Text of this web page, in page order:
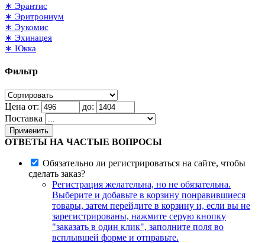
∗ Эрантис
∗ Эритрониум
∗ Эукомис
∗ Эхинацея
∗ Юкка
Фильтр
Цена от:
до:
Поставка
Применить
ОТВЕТЫ НА ЧАСТЫЕ ВОПРОСЫ
Обязательно ли регистрироваться на сайте, чтобы
сделать заказ?
Регистрация желательна, но не обязательна.
Выберите и добавьте в корзину понравившиеся
товары, затем перейдите в корзину и, если вы не
зарегистрированы, нажмите серую кнопку
"заказать в один клик", заполните поля во
всплывшей форме и отправьте.